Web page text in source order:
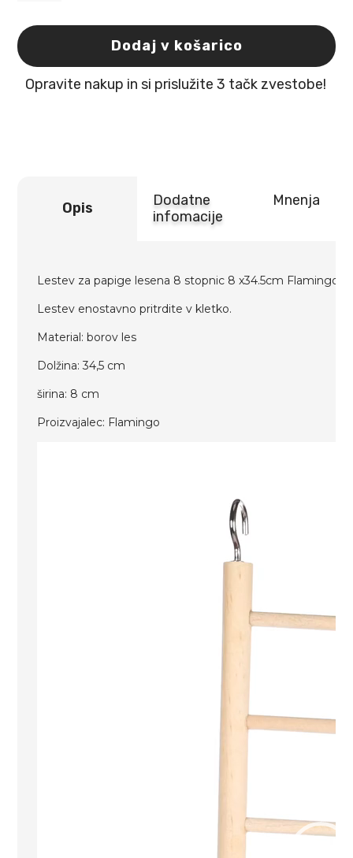
papige
lesena
8
stopnic
Dodaj v košarico
Opravite nakup in si prislužite 3 tačk zvestobe!
Opis
Dodatne
infomacije
Mnenja
Lestev za papige lesena 8 stopnic 8 x34.5cm Flamingo
Lestev enostavno pritrdite v kletko.
Material: borov les
Dolžina: 34,5 cm
širina: 8 cm
Proizvajalec: Flamingo